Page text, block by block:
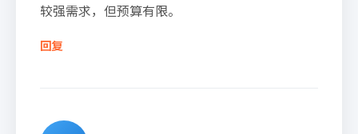
较强需求，但预算有限。
回复